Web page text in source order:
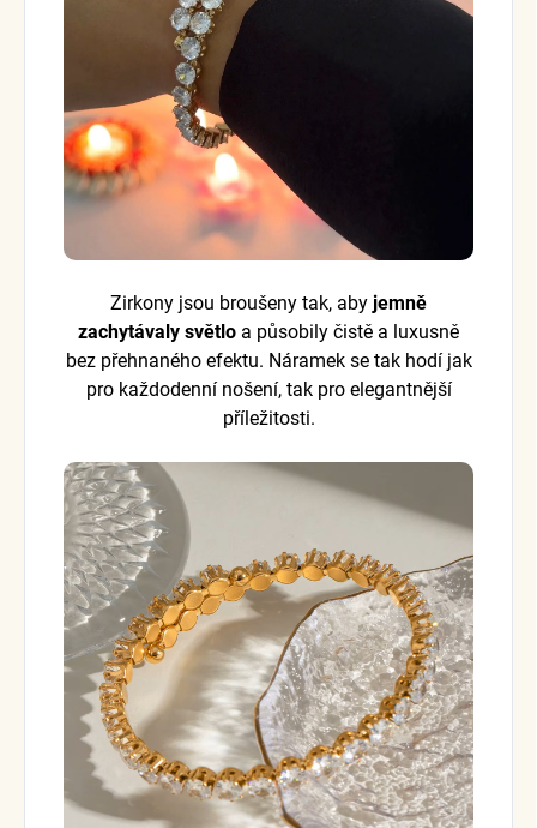
Zirkony jsou broušeny tak, aby jemně
zachytávaly světlo a působily čistě a luxusně
bez přehnaného efektu. Náramek se tak hodí jak
pro každodenní nošení, tak pro elegantnější
příležitosti.